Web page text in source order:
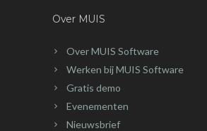
Over MUIS
Over MUIS Software
Werken bij MUIS Software
Gratis demo
Evenementen
Nieuwsbrief